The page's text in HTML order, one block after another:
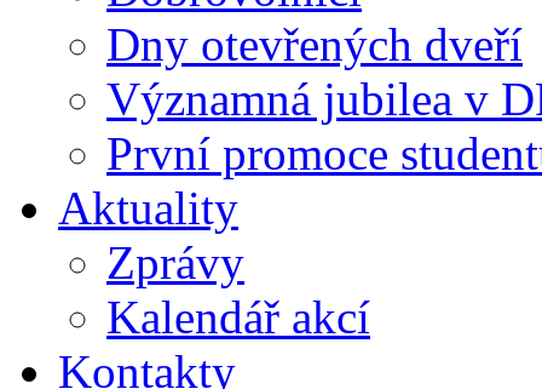
Dny otevřených dveří
Významná jubilea v
První promoce
Aktuality
Zprávy
Kalendář akcí
Kontakty